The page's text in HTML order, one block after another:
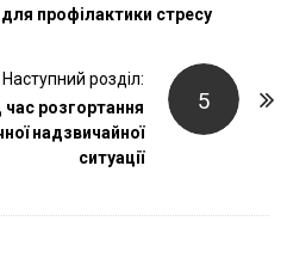
для профілактики стресу
5
Наступний розділ:
розгортання
надзвичайної
ситуації